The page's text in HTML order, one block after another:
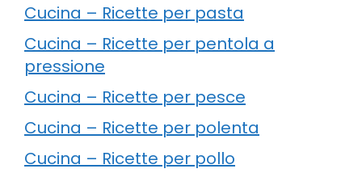
Cucina – Ricette per pasta
Cucina – Ricette per pentola a
pressione
Cucina – Ricette per pesce
Cucina – Ricette per polenta
Cucina – Ricette per pollo